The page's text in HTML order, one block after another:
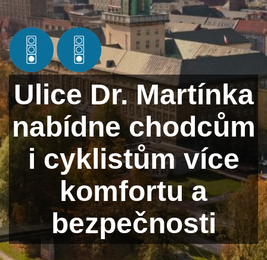
Ulice Dr. Martínka
nabídne chodcům
i cyklistům více
komfortu a
bezpečnosti